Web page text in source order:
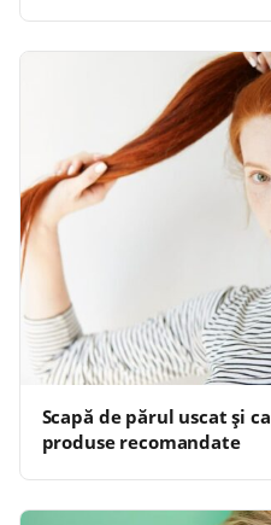
Scapă de părul uscat și
produse recomandate